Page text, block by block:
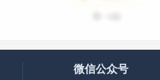
微信公众号